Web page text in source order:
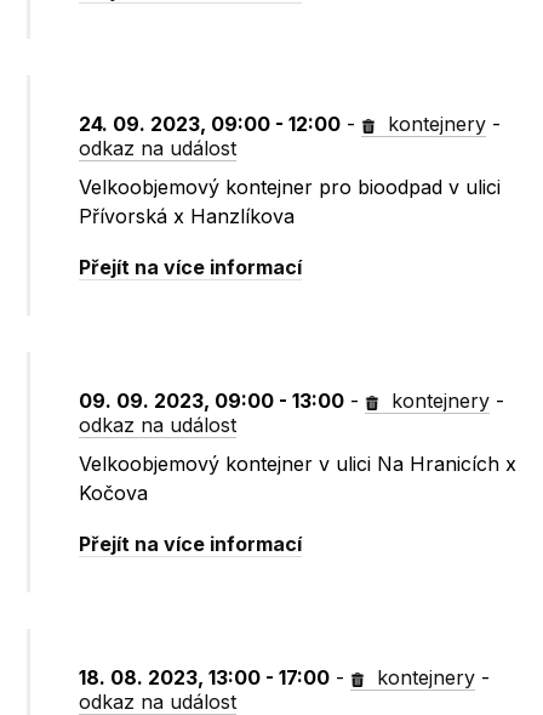
24. 09. 2023, 09:00 - 12:00 - kontejnery -
odkaz na událost
Velkoobjemový kontejner pro bioodpad v ulici
Přívorská x Hanzlíkova
Přejít na více informací
09. 09. 2023, 09:00 - 13:00 - kontejnery -
odkaz na událost
Velkoobjemový kontejner v ulici Na Hranicích x
Kočova
Přejít na více informací
18. 08. 2023, 13:00 - 17:00 - kontejnery -
odkaz na událost